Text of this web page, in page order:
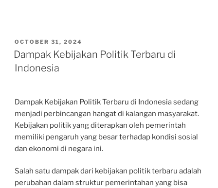
POSTED
ON
OCTOBER 31, 2024
Dampak Kebijakan Politik Terbaru di
Indonesia
Dampak Kebijakan Politik Terbaru di Indonesia sedang
menjadi perbincangan hangat di kalangan masyarakat.
Kebijakan politik yang diterapkan oleh pemerintah
memiliki pengaruh yang besar terhadap kondisi sosial
dan ekonomi di negara ini.
Salah satu dampak dari kebijakan politik terbaru adalah
perubahan dalam struktur pemerintahan yang bisa